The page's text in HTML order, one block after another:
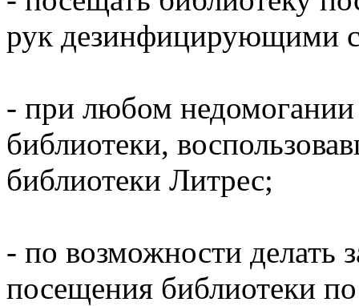
рук дезинфицирующими
- при любом недомогании
библиотеки,
библиотеки Литрес;
- по возможности делать
посещения библиотеки